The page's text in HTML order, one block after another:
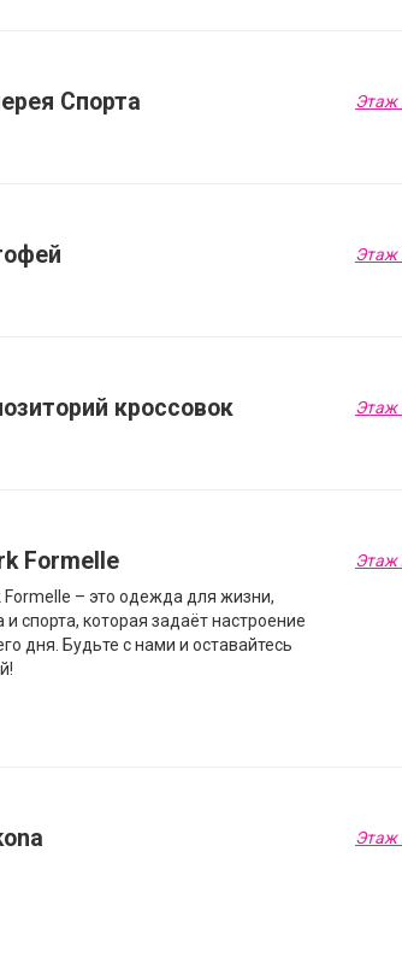
Спорта Этаж
Этаж
кроссовок Этаж
Formelle
Formelle – это одежда для жизни,
и спорта, которая задаёт настроение
дня. Будьте с нами и оставайтесь
Этаж
Этаж